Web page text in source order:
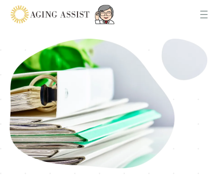
お知らせ
About us
AGING ASSISTについて
Office
各事業所ご案内